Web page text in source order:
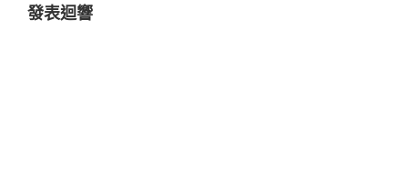
發表迴響